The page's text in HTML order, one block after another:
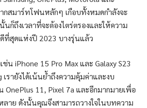
กสมาร์ทโฟนหลักๆ เกือบทั้งหมดกำลังจะ
นก็ถึงเวลาที่จะต้องไตร่ตรองและให้ความ
สุดแห่งปี 2023 บางรุ่นแล้ว
ช่น iPhone 15 Pro Max และ Galaxy S23
เรายังได้เน้นย้ำถึงความคุ้มค่าและงบ
11, Pixel 7a และอีกมากมายเพื่อ
ลาย ดังนั้นคุณจึงสามารถวางใจในบทความ